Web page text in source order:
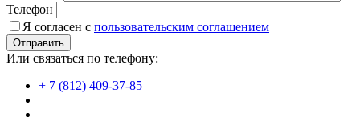
Телефон
Я согласен c пользовательс­ким соглашением
Или связаться по телефону:
+ 7 (812) 409-37-85